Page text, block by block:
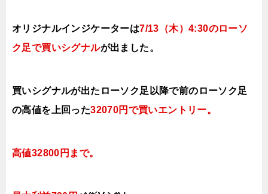
オリジナルインジケーターは7/13（木）4:30のローソ
ク足で買いシグナルが出ました。
買いシグナルが出たローソク足以降で前の ローソク足
の高値を上回った32070円で買いエン トリー。
高値32800円まで。